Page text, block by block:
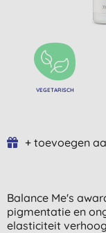
VEGETARISCH
+ toevoegen
Balance Me's
pigmentatie en
elasticiteit